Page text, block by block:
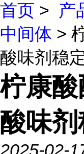
首页 > 产
中间体 >
酸味剂稳
柠康
酸味剂
2025-02-